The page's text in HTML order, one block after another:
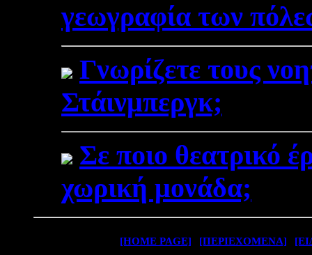
γεωγραφία των
Γνωρίζετε τους
Στάινμπεργκ;
Σε ποιο θεατρικό
χωρική μονάδα;
[HOME PAGE] [ΠΕΡΙΕΧΟΜΕΝΑ]